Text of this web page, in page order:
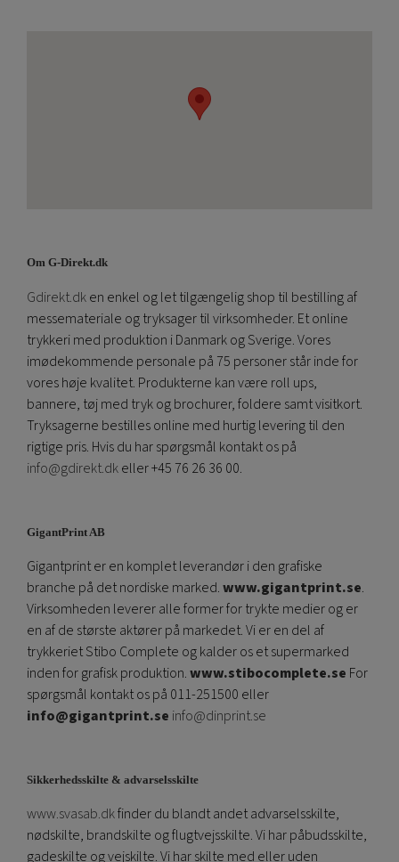
Om G-Direkt.dk
Gdirekt.dken enkel og let tilgængelig shop til bestilling af
messemateriale og tryksager til virksomheder. Et online
trykkeri med produktion i Danmark og Sverige. Vores
imødekommende personale på 75 personer står inde for
vores høje kvalitet. Produkterne kan være roll ups,
bannere, tøj med tryk og brochurer, foldere samt visitkort.
Tryksagerne bestilles online med hurtig levering til den
rigtige pris. Hvis du har spørgsmål kontakt os på
info@gdirekt.dkeller +45 76 26 36 00.
GigantPrint AB
Gigantprint er en komplet leverandør i den grafiske
branche på det nordiske marked.www.gigantprint.se.
Virksomheden leverer alle former for trykte medier og er
en af ​​de største aktører på markedet. Vi er en del af
trykkeriet Stibo Complete og kalder os et supermarked
inden for grafisk produktion.www.stibocomplete.se For
spørgsmål kontakt os på 011-251500 eller
info@gigantprint.se info@dinprint.se
Sikkerhedsskilte & advarselsskilte
www.svasab.dkfinder du blandt andet advarselsskilte,
nødskilte, brandskilte og flugtvejsskilte. Vi har påbudsskilte,
gadeskilte og vejskilte. Vi har skilte med eller uden